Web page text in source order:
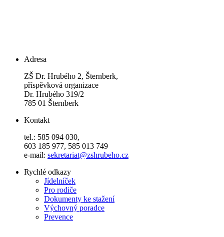
Adresa
ZŠ Dr. Hrubého 2, Šternberk,
příspěvková organizace
Dr. Hrubého 319/2
785 01 Šternberk
Kontakt
tel.: 585 094 030,
603 185 977, 585 013 749
e-mail: sekretariat@zshrubeho.cz
Rychlé odkazy
Jídelníček
Pro rodiče
Dokumenty ke stažení
Výchovný poradce
Prevence